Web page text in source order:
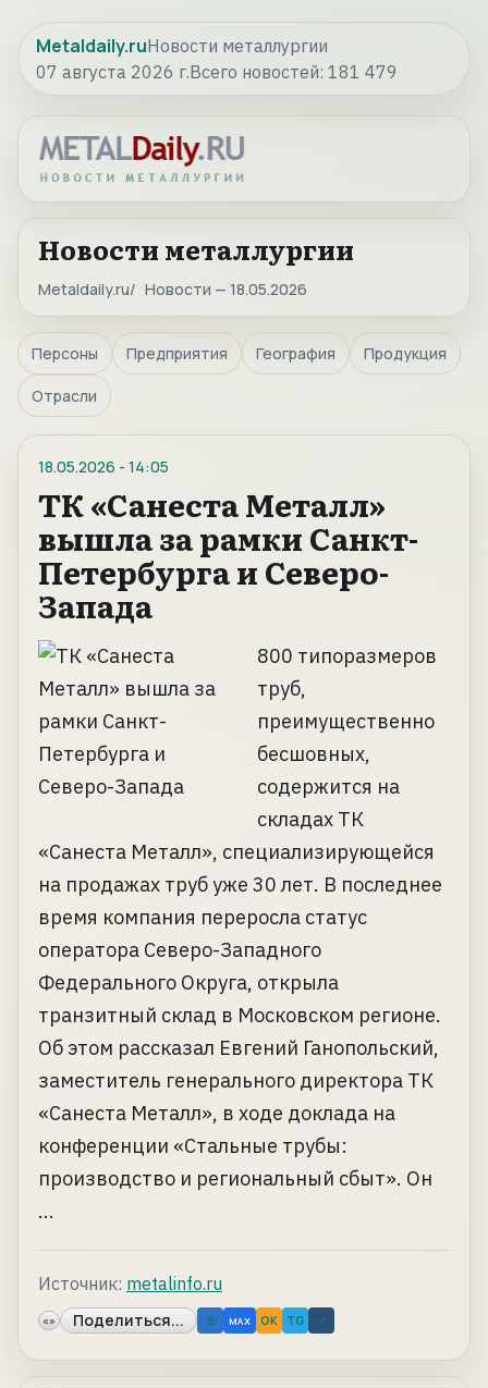
Metaldaily.ruНовости металлургии
07 августа 2026 г.Всего новостей: 181 479
Новости металлургии
Metaldaily.ru Новости — 18.05.2026
Персоны Предприятия География Продукция
Отрасли
18.05.2026 - 14:05
ТК «Санеста Металл»
вышла за рамки Санкт-
Петербурга и Северо-
Запада
800 типоразмеров
труб,
преимущественно
бесшовных,
содержится на
складах ТК
«Санеста Металл», специализирующейся
на продажах труб уже 30 лет. В последнее
время компания переросла статус
оператора Северо-Западного
Федерального Округа, открыла
транзитный склад в Московском регионе.
Об этом рассказал Евгений Ганопольский,
заместитель генерального директора ТК
«Санеста Металл», в ходе доклада на
конференции «Стальные трубы:
производство и региональный сбыт». Он
...
Источник: metalinfo.ru
«» Поделиться... B MAX OK TG ↗